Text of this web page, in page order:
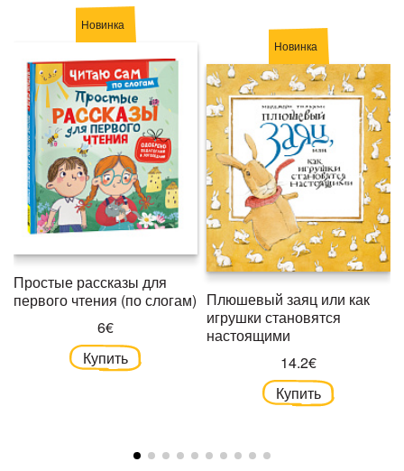
Новинка
Простые рассказы для
первого чтения (по слогам)
6€
Купить
Новинка
Плюшевый заяц или как
игрушки становятся
настоящими
14.2€
Купить